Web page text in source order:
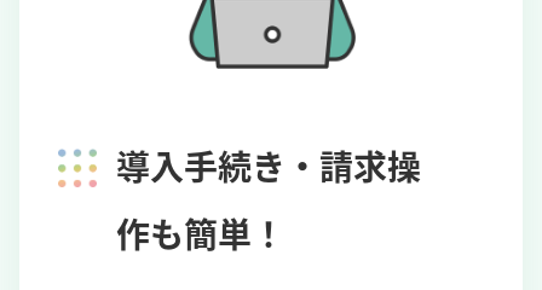
導入手続き・請求操
作も簡単！